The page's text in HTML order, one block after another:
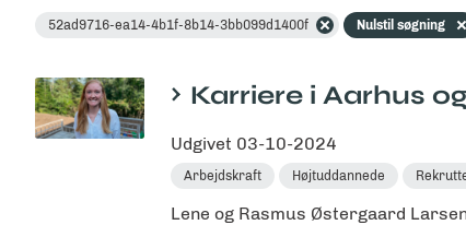
52ad9716-ea14-4b1f-8b14-3bb099d1400f Nulstil søgning
Karriere i Aarhus
Udgivet 03-10-2024
Arbejdskraft Højtuddannede
Lene og Rasmus Østergaard